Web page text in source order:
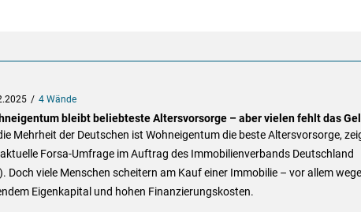
4 Wände
bleibt beliebteste Altersvorsorge – aber vielen fehlt das
Mehrheit der Deutschen ist Wohneigentum die beste Altersvorsorge,
Forsa-Umfrage im Auftrag des Immobilienverbands Deutschland
Doch viele Menschen scheitern am Kauf einer Immobilie – vor allem
Eigenkapital und hohen Finanzierungskosten.